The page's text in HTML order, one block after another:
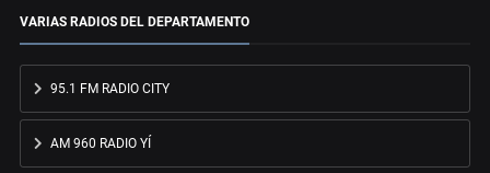
VARIAS RADIOS DEL DEPARTAMENTO
95.1 FM RADIO CITY
AM 960 RADIO YÍ